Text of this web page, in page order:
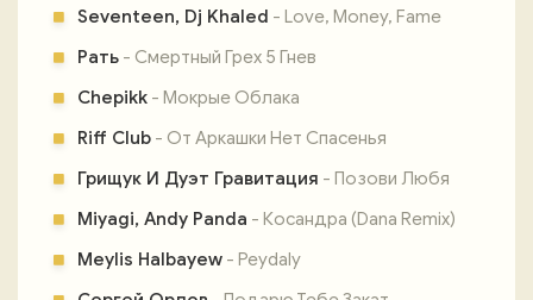
Seventeen, Dj Khaled - Love, Money, Fame
Рать - Смертный Грех 5 Гнев
Chepikk - Мокрые Облака
Riff Club - От Аркашки Нет Спасенья
Грищук И Дуэт Гравитация - Позови Любя
Miyagi, Andy Panda - Косандра (Dana Remix)
Meylis Halbayew - Peydaly